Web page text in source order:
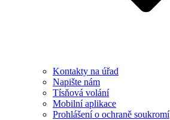
Kontakty na úřad
Napište nám
Tísňová volání
Mobilní aplikace
Prohlášení o ochraně soukromí